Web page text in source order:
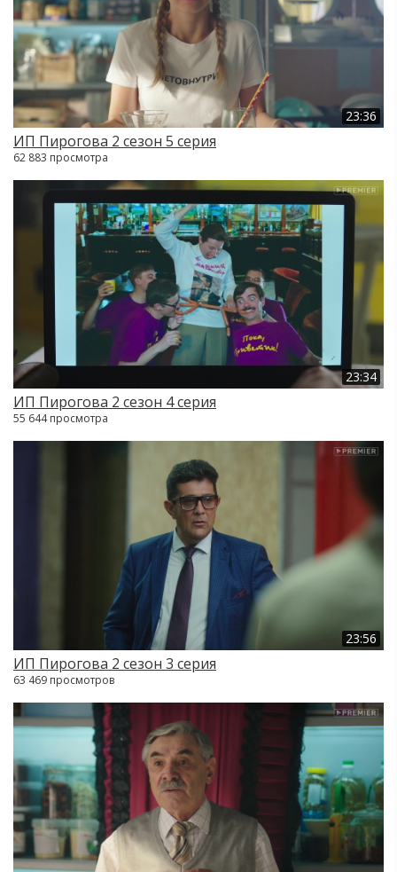
23:36
ИП Пирогова 2 сезон 5 серия
62 883 просмотра
23:34
ИП Пирогова 2 сезон 4 серия
55 644 просмотра
23:56
ИП Пирогова 2 сезон 3 серия
63 469 просмотров